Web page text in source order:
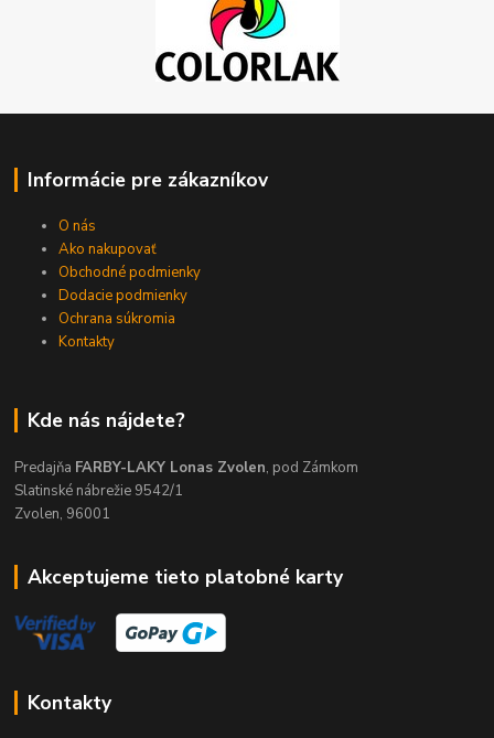
Informácie pre zákazníkov
O nás
Ako nakupovať
Obchodné podmienky
Dodacie podmienky
Ochrana súkromia
Kontakty
Kde nás nájdete?
Predajňa FARBY-LAKY Lonas Zvolen, pod Zámkom
Slatinské nábrežie 9542/1
Zvolen, 96001
Akceptujeme tieto platobné karty
Kontakty